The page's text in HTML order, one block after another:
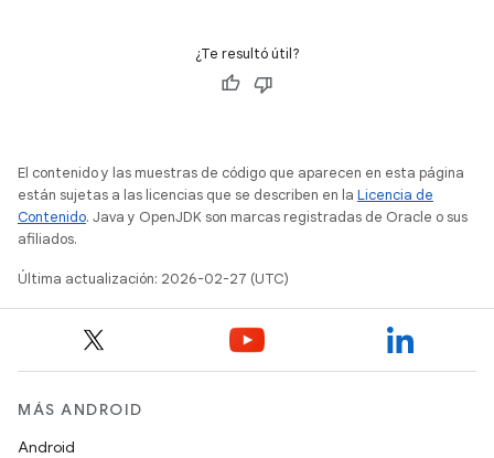
¿Te resultó útil?
El contenido y las muestras de código que aparecen en esta página
están sujetas a las licencias que se describen en la Licencia de
Contenido. Java y OpenJDK son marcas registradas de Oracle o sus
afiliados.
Última actualización: 2026-02-27 (UTC)
MÁS ANDROID
Android